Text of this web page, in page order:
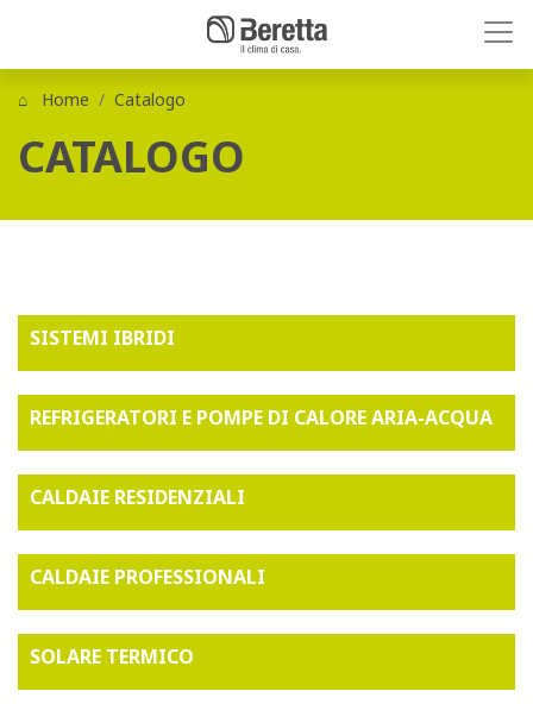
Home Catalogo
CATALOGO
SISTEMI IBRIDI
REFRIGERATORI E POMPE DI CALORE ARIA-ACQUA
CALDAIE RESIDENZIALI
CALDAIE PROFESSIONALI
SOLARE TERMICO